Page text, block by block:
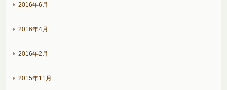
2016年6月
2016年4月
2016年2月
2015年11月